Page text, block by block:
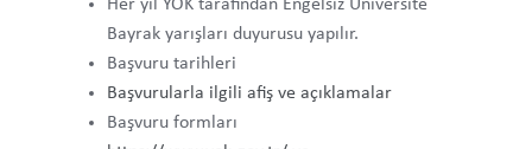
Engelli Öğrenci Danışmanları
Formlar
Engelsiz Üniversite Bayrak Yarışları
Her yıl YÖK tarafından Engelsiz Üniversite
Bayrak yarışları duyurusu yapılır.
Başvuru tarihleri
Başvurularla ilgili afiş ve açıklamalar
Başvuru formları